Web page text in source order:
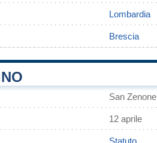
Lombardia
Brescia
San Zenone
12 aprile
Statuto